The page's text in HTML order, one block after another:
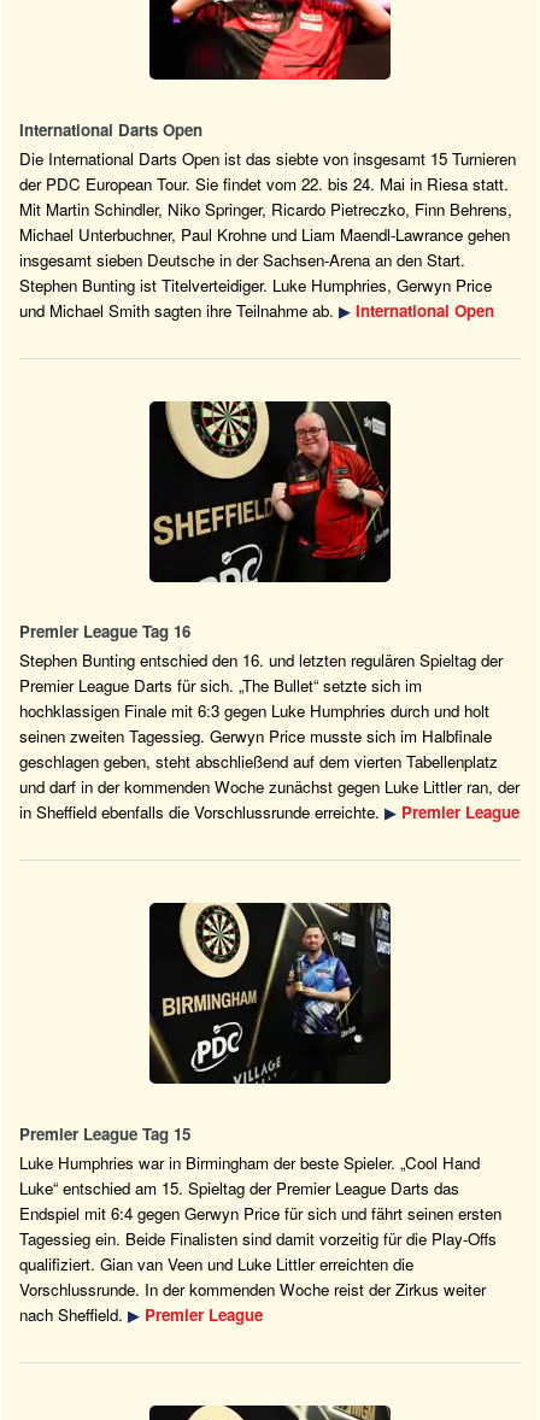
International Darts Open
Die International Darts Open ist das siebte von insgesamt 15 Turnieren
der PDC European Tour. Sie findet vom 22. bis 24. Mai in Riesa statt.
Mit Martin Schindler, Niko Springer, Ricardo Pietreczko, Finn Behrens,
Michael Unterbuchner, Paul Krohne und Liam Maendl-Lawrance gehen
insgesamt sieben Deutsche in der Sachsen-Arena an den Start.
Stephen Bunting ist Titelverteidiger. Luke Humphries, Gerwyn Price
und Michael Smith sagten ihre Teilnahme ab. ▶ International Open
Premier League Tag 16
Stephen Bunting entschied den 16. und letzten regulären Spieltag der
Premier League Darts für sich. „The Bullet“ setzte sich im
hochklassigen Finale mit 6:3 gegen Luke Humphries durch und holt
seinen zweiten Tagessieg. Gerwyn Price musste sich im Halbfinale
geschlagen geben, steht abschließend auf dem vierten Tabellenplatz
und darf in der kommenden Woche zunächst gegen Luke Littler ran, der
in Sheffield ebenfalls die Vorschlussrunde erreichte. ▶ Premier League
Premier League Tag 15
Luke Humphries war in Birmingham der beste Spieler. „Cool Hand
Luke“ entschied am 15. Spieltag der Premier League Darts das
Endspiel mit 6:4 gegen Gerwyn Price für sich und fährt seinen ersten
Tagessieg ein. Beide Finalisten sind damit vorzeitig für die Play-Offs
qualifiziert. Gian van Veen und Luke Littler erreichten die
Vorschlussrunde. In der kommenden Woche reist der Zirkus weiter
nach Sheffield. ▶ Premier League